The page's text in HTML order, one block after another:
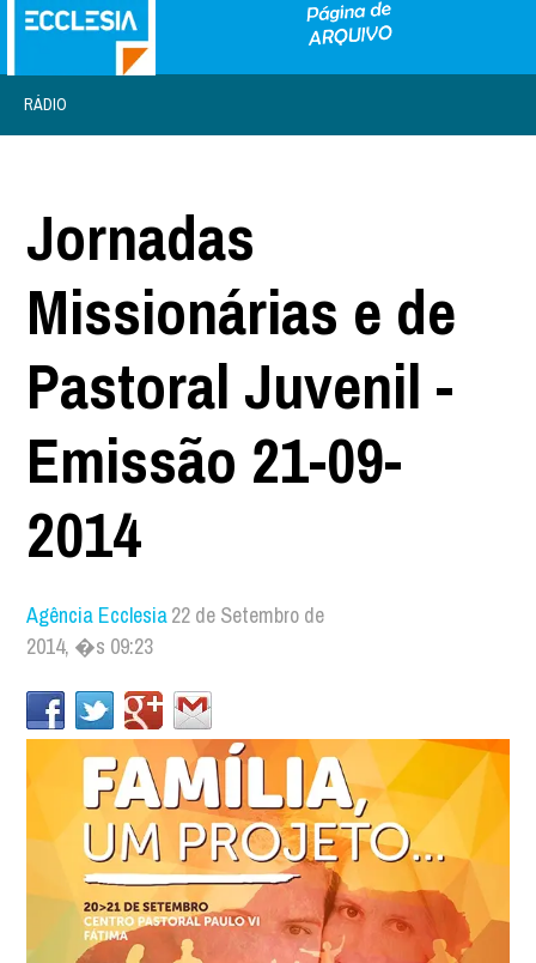
RÁDIO
Jornadas
Missionárias e de
Pastoral Juvenil -
Emissão 21-09-
2014
Agência Ecclesia22 de Setembro de
2014, �s 09:23